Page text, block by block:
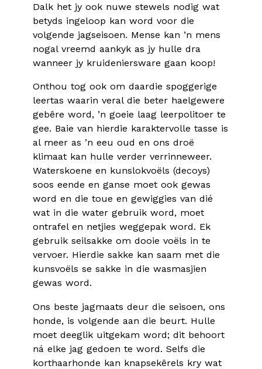
Dalk het jy ook nuwe stewels nodig wat
betyds ingeloop kan word voor die
volgende jagseisoen. Mense kan ’n mens
nogal vreemd aankyk as jy hulle dra
wanneer jy kruideniersware gaan koop!
Onthou tog ook om daardie spoggerige
leertas waarin veral die beter haelgewere
gebêre word, ’n goeie laag leerpolitoer te
gee. Baie van hierdie karaktervolle tasse is
al meer as ’n eeu oud en ons droë
klimaat kan hulle verder verrinneweer.
Waterskoene en kunslokvoëls (decoys)
soos eende en ganse moet ook gewas
word en die toue en gewiggies van dié
wat in die water gebruik word, moet
ontrafel en netjies weggepak word. Ek
gebruik seilsakke om dooie voëls in te
vervoer. Hierdie sakke kan saam met die
kunsvoëls se sakke in die wasmasjien
gewas word.
Ons beste jagmaats deur die seisoen, ons
honde, is volgende aan die beurt. Hulle
moet deeglik uitgekam word; dit behoort
ná elke jag gedoen te word. Selfs die
korthaarhonde kan knapsekêrels kry wat